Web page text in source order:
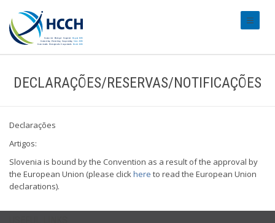
DECLARAÇÕES/RESERVAS/NOTIFICAÇÕES
Declarações
Artigos:
Slovenia is bound by the Convention as a result of the approval by
the European Union (please clickhere to read the European Union
declarations).